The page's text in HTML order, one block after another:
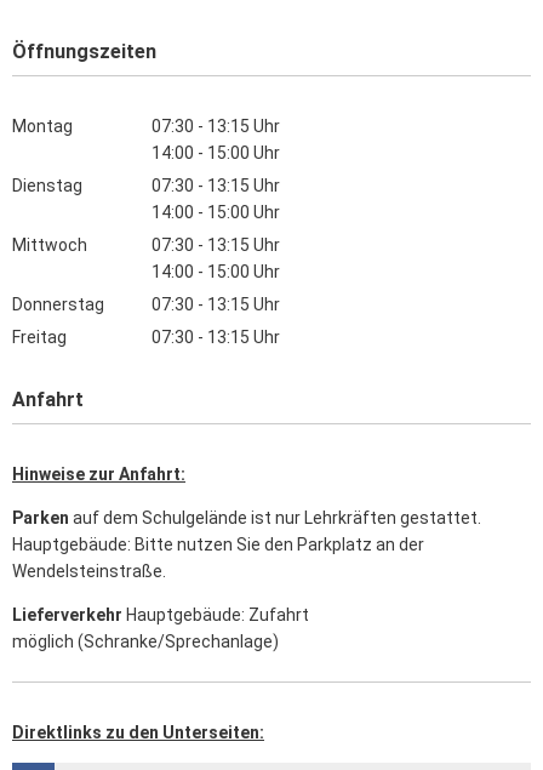
Öffnungszeiten
Montag 07:30 - 13:15 Uhr
Von 07:30 bis 13:15 Uhr
14:00 - 15:00 Uhr
Von 14:00 bis 15:00 Uhr
Dienstag 07:30 - 13:15 Uhr
Von 07:30 bis 13:15 Uhr
14:00 - 15:00 Uhr
Von 14:00 bis 15:00 Uhr
Mittwoch 07:30 - 13:15 Uhr
Von 07:30 bis 13:15 Uhr
14:00 - 15:00 Uhr
Von 14:00 bis 15:00 Uhr
Donnerstag 07:30 - 13:15 Uhr
Von 07:30 bis 13:15 Uhr
Freitag 07:30 - 13:15 Uhr
Anfahrt
Hinweise zur Anfahrt:
Parken auf dem Schulgelände ist nur Lehrkräften gestattet.
Hauptgebäude: Bitte nutzen Sie den Parkplatz an der
Wendelsteinstraße.
Lieferverkehr Hauptgebäude: Zufahrt
möglich (Schranke/Sprechanlage)
Direktlinks zu den Unterseiten: